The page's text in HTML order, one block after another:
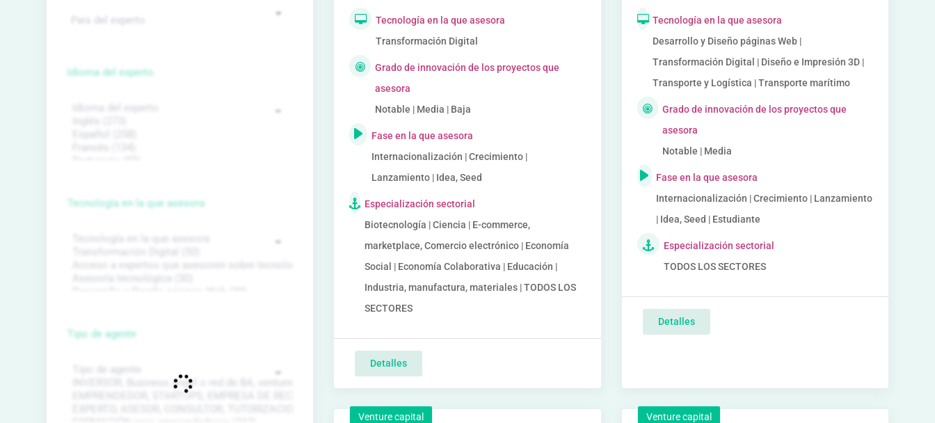
Tecnología en la que asesora
Transformación Digital
Grado de innovación de los proyectos que
asesora
Notable | Media | Baja
Fase en la que asesora
Internacionalización | Crecimiento |
Lanzamiento | Idea, Seed
Especialización sectorial
Biotecnología | Ciencia | E-commerce,
marketplace, Comercio electrónico | Economía
Social | Economía Colaborativa | Educación |
Industria, manufactura, materiales | TODOS LOS
SECTORES
Detalles
Tecnología en la que asesora
Desarrollo y Diseño páginas Web |
Transformación Digital | Diseño e Impresión 3D |
Transporte y Logística | Transporte marítimo
Grado de innovación de los proyectos que
asesora
Notable | Media
Fase en la que asesora
Internacionalización | Crecimiento | Lanzamiento
| Idea, Seed | Estudiante
Especialización sectorial
TODOS LOS SECTORES
Detalles
Venture capital Venture capital
Idioma del experto
Tecnología en la que asesora
Tipo de agente